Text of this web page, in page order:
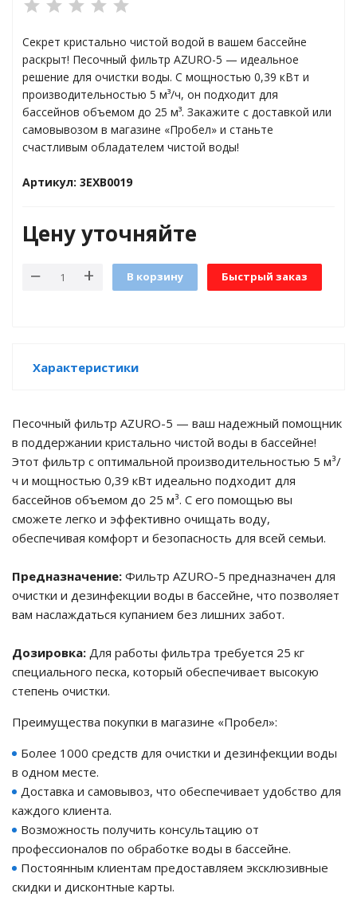
для
промышленности
систем
Delta
отопления
котла
и среднего офиса
и продвинутых
защита)
и
Секрет кристально чистой водой в вашем бассейне
раскрыт! Песочный фильтр AZURO-5 — идеальное
решение для очистки воды. С мощностью 0,39 кВт и
производительностью 5 м³/ч, он подходит для
бассейнов объемом до 25 м³. Закажите с доставкой или
самовывозом в магазине «Пробел» и станьте
счастливым обладателем чистой воды!
Артикул: 3EXB0019
Цену уточняйте
В корзину Быстрый заказ
Характеристики
Песочный фильтр AZURO-5 — ваш надежный помощник
в поддержании кристально чистой воды в бассейне!
Этот фильтр с оптимальной производительностью 5 м³/
ч и мощностью 0,39 кВт идеально подходит для
бассейнов объемом до 25 м³. С его помощью вы
сможете легко и эффективно очищать воду,
обеспечивая комфорт и безопасность для всей семьи.
Предназначение: Фильтр AZURO-5 предназначен для
очистки и дезинфекции воды в бассейне, что позволяет
вам наслаждаться купанием без лишних забот.
Дозировка: Для работы фильтра требуется 25 кг
специального песка, который обеспечивает высокую
степень очистки.
Преимущества покупки в магазине «Пробел»:
Более 1000 средств для очистки и дезинфекции воды
в одном месте.
Доставка и самовывоз, что обеспечивает удобство для
каждого клиента.
Возможность получить консультацию от
профессионалов по обработке воды в бассейне.
Постоянным клиентам предоставляем эксклюзивные
скидки и дисконтные карты.